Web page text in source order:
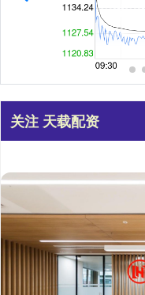
关注 天载配资